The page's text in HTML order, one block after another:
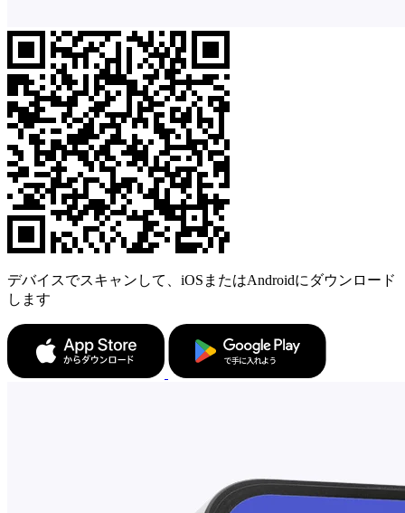
デバイスでスキャンして、iOSまたはAndroidにダウンロード
します